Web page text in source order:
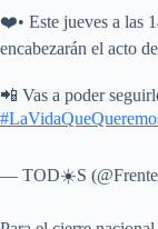
❤️• Este jueves a las
encabezarán el acto
📲 Vas a poder
— TOD☀️S